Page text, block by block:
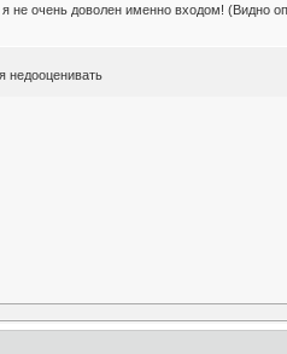
не очень доволен именно входом! (Видно
недооценивать